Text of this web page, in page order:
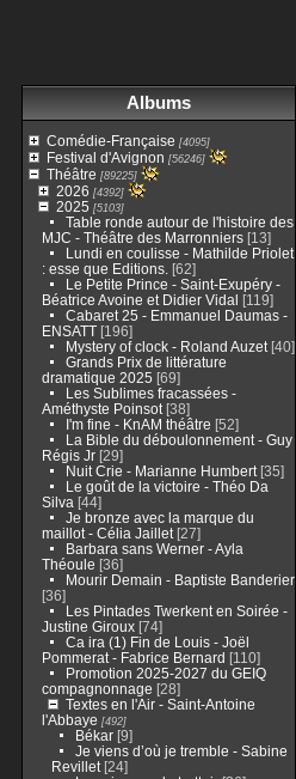
Albums
Comédie-Française [4095]
Festival d'Avignon [56246]
Théâtre [89225]
2026 [4392]
2025 [5103]
Table ronde autour de l'histoire des
MJC - Théâtre des Marronniers[13]
Lundi en coulisse - Mathilde Priolet
: esse que Editions. [62]
Le Petite Prince - Saint-Exupéry -
Béatrice Avoine et Didier Vidal [119]
Cabaret 25 - Emmanuel Daumas -
ENSATT[196]
Mystery of clock - Roland Auzet[40]
Grands Prix de littérature
dramatique 2025 [69]
Les Sublimes fracassées -
Améthyste Poinsot[38]
I'm fine - KnAM théâtre [52]
La Bible du déboulonnement - Guy
Régis Jr[29]
Nuit Crie - Marianne Humbert[35]
Le goût de la victoire - Théo Da
Silva [44]
Je bronze avec la marque du
maillot - Célia Jaillet[27]
Barbara sans Werner - Ayla
Théoule [36]
Mourir Demain - Baptiste Banderier
[36]
Les Pintades Twerkent en Soirée -
Justine Giroux[74]
Ca ira (1) Fin de Louis - Joël
Pommerat - Fabrice Bernard [110]
Promotion 2025-2027 du GEIQ
compagnonnage [28]
Textes en l'Air - Saint-Antoine
l'Abbaye [492]
Békar[9]
Je viens d’où je tremble - Sabine
Revillet[24]